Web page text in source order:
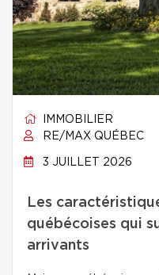
IMMOBILIER
RE/MAX QUÉBEC
3 JUILLET 2026
Les
québécoises qui
arrivants